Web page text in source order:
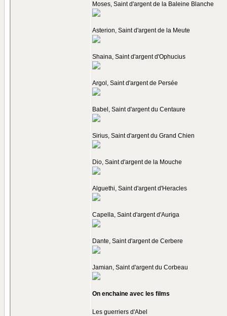
Moses, Saint d'argent de la Baleine Blanche
Asterion, Saint d'argent de la Meute
Shaina, Saint d'argent d'Ophucius
Argol, Saint d'argent de Persée
Babel, Saint d'argent du Centaure
Sirius, Saint d'argent du Grand Chien
Dio, Saint d'argent de la Mouche
Alguethi, Saint d'argent d'Heracles
Capella, Saint d'argent d'Auriga
Dante, Saint d'argent de Cerbere
Jamian, Saint d'argent du Corbeau
On enchaine avec les films
Les guerriers d'Abel